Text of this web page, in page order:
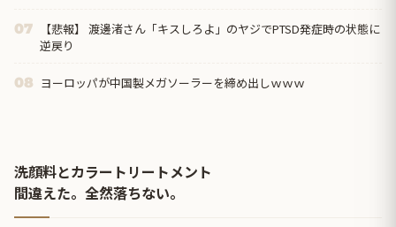
07
【悲報】 渡邊渚さん「キスしろよ」のヤジでPTSD発症時の状態に
逆戻り
08 ヨーロッパが中国製メガソーラーを締め出しｗｗｗ
洗顔料とカラートリートメント
間違えた。全然落ちない。